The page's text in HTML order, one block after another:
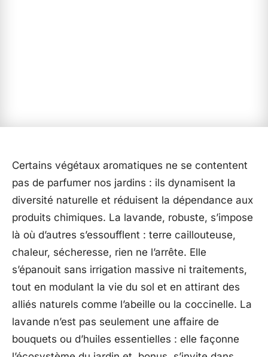
Certains végétaux aromatiques ne se contentent
pas de parfumer nos jardins : ils dynamisent la
diversité naturelle et réduisent la dépendance aux
produits chimiques. La lavande, robuste, s’impose
là où d’autres s’essoufflent : terre caillouteuse,
chaleur, sécheresse, rien ne l’arrête. Elle
s’épanouit sans irrigation massive ni traitements,
tout en modulant la vie du sol et en attirant des
alliés naturels comme l’abeille ou la coccinelle. La
lavande n’est pas seulement une affaire de
bouquets ou d’huiles essentielles : elle façonne